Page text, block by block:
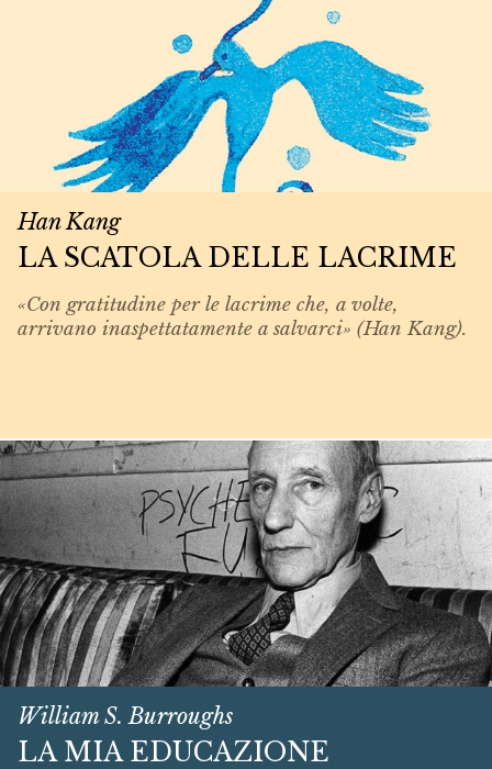
Han Kang
LA SCATOLA DELLE LACRIME
«Con gratitudine per le lacrime che, a volte,
arrivano inaspettatamente a salvarci» (Han Kang).
William S. Burroughs
LA MIA EDUCAZIONE